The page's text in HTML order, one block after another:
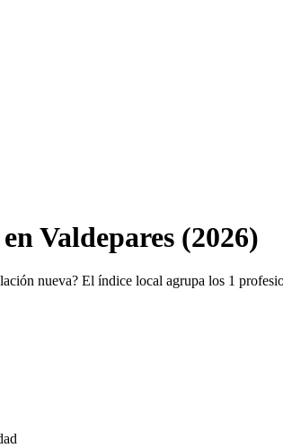
Valdepares (2026)
nueva? El índice local agrupa los 1